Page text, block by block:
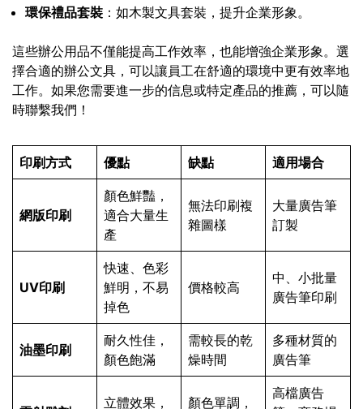
環保禮品套裝 ：如木製文具套裝，提升企業形象。
這些辦公用品不僅能提高工作效率，也能增強企業形象。選
擇合適的辦公文具，可以讓員工在舒適的環境中更有效率地
工作。如果您需要進一步的信息或特定產品的推薦，可以隨
時聯繫我們！
印刷方式 優點 缺點 適用場合
網版印刷
顏色鮮豔，
適合大量生
產
無法印刷複
雜圖樣
大量廣告筆
訂製
UV印刷
快速、色彩
鮮明，不易
掉色
價格較高
中、小批量
廣告筆印刷
油墨印刷
耐久性佳，
顏色飽滿
需較長的乾
燥時間
多種材質的
廣告筆
立體效果，
顏色單調，
高檔廣告